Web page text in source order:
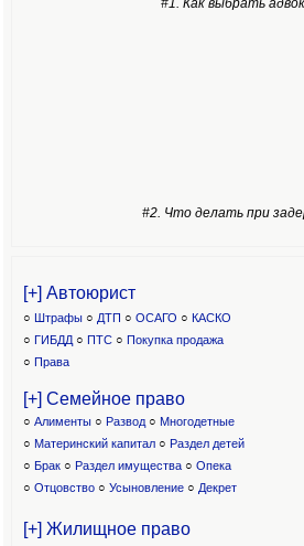
#2. Что делать при
[+] Автоюрист
○ Штрафы ○ ДТП ○ ОСАГО ○ КАСКО
○ ГИБДД ○ ПТС ○ Покупка продажа
○ Права
[+] Семейное право
○ Алименты ○ Развод ○ Многодетные
○ Материнский капитал○ Раздел детей
○ Брак ○ Раздел имущества ○ Опека
○ Отцовство○ Усыновление ○ Декрет
[+] Жилищное право